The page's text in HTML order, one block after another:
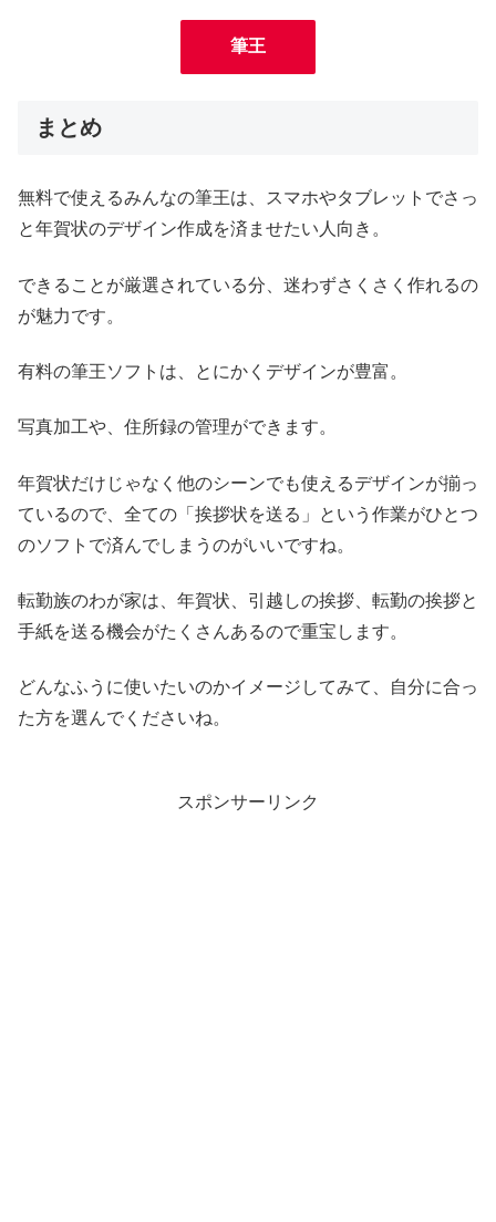
筆王
まとめ
無料で使えるみんなの筆王は、スマホやタブレットでさっ
と年賀状のデザイン作成を済ませたい人向き。
できることが厳選されている分、迷わずさくさく作れるの
が魅力です。
有料の筆王ソフトは、とにかくデザインが豊富。
写真加工や、住所録の管理ができます。
年賀状だけじゃなく他のシーンでも使えるデザインが揃っ
ているので、全ての「挨拶状を送る」という作業がひとつ
のソフトで済んでしまうのがいいですね。
転勤族のわが家は、年賀状、引越しの挨拶、転勤の挨拶と
手紙を送る機会がたくさんあるので重宝します。
どんなふうに使いたいのかイメージしてみて、自分に合っ
た方を選んでくださいね。
スポンサーリンク